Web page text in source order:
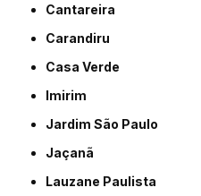
Cantareira
Carandiru
Casa Verde
Imirim
Jardim São Paulo
Jaçanã
Lauzane Paulista